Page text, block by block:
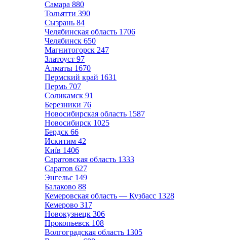
Самара 880
Тольятти 390
Сызрань 84
Челябинская область 1706
Челябинск 650
Магнитогорск 247
Златоуст 97
Алматы 1670
Пермский край 1631
Пермь 707
Соликамск 91
Березники 76
Новосибирская область 1587
Новосибирск 1025
Бердск 66
Искитим 42
Київ 1406
Саратовская область 1333
Саратов 627
Энгельс 149
Балаково 88
Кемеровская область — Кузбасс 1328
Кемерово 317
Новокузнецк 306
Прокопьевск 108
Волгоградская область 1305